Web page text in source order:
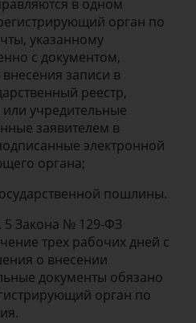
в одном
орган по
указанному
с документом,
записи в
реестр,
учредительные
заявителем в
электронной
органа;
пошлины.
5 Закона № 129-ФЗ
трех рабочих дней с
о внесении
документы обязано
орган по